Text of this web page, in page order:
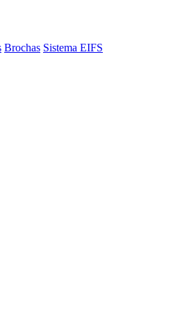
Brochas Sistema EIFS